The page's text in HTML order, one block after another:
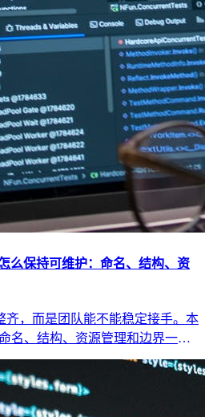
么保持可维护：命名、结构、资
齐，而是团队能不能稳定接手。本
名、结构、资源管理和边界一致
维护清单。